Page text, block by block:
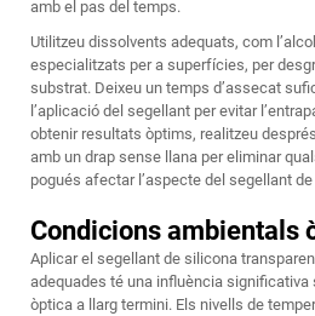
amb el pas del temps.
Utilitzeu dissolvents adequats, com
especialitzats per a superfícies, per
substrat. Deixeu un temps d’assecat
l’aplicació del segellant per evitar
obtenir resultats òptims, realitzeu
amb un drap sense llana per eliminar
pogués afectar l’aspecte del segellant
Condicions ambientals
Aplicar el segellant de silicona
adequades té una influència
òptica a llarg termini. Els nivells de